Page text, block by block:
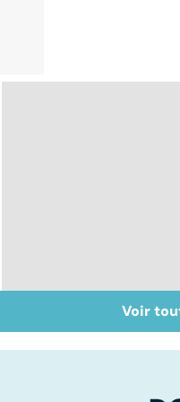
Inflammation des
amygdales : que
Voir